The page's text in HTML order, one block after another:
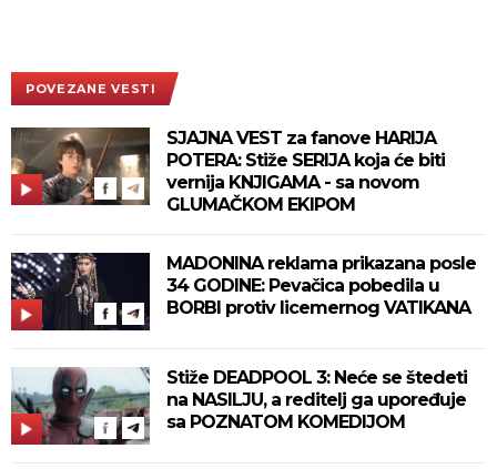
POVEZANE VESTI
SJAJNA VEST za fanove HARIJA
POTERA: Stiže SERIJA koja će biti
vernija KNJIGAMA - sa novom
GLUMAČKOM EKIPOM
MADONINA reklama prikazana posle
34 GODINE: Pevačica pobedila u
BORBI protiv licemernog VATIKANA
Stiže DEADPOOL 3: Neće se štedeti
na NASILJU, a reditelj ga upoređuje
sa POZNATOM KOMEDIJOM